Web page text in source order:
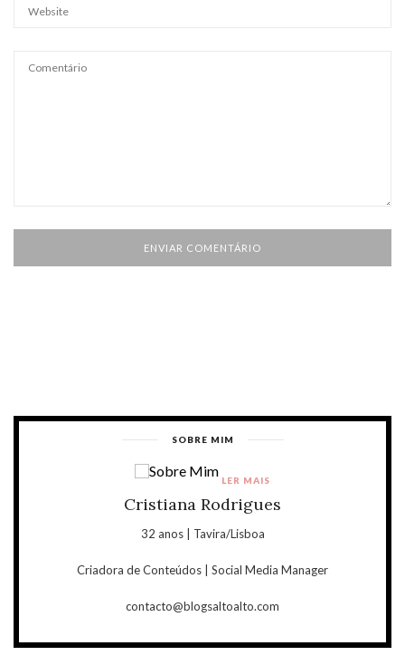
SOBRE MIM
Cristiana Rodrigues
32 anos | Tavira/Lisboa
Criadora de Conteúdos | Social Media Manager
contacto@blogsaltoalto.com
LER MAIS